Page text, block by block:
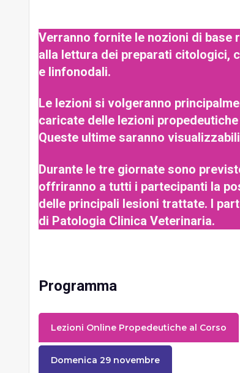
Verranno fornite le nozioni di base
alla lettura dei preparati citologici,
e linfonodali.
Le lezioni si volgeranno
caricate delle lezioni
Queste ultime saranno
Durante le tre giornate sono
offriranno a tutti i partecipanti la
delle principali lesioni trattate. I
di Patologia Clinica Veterinaria.
Programma
Lezioni Online Propedeutiche al Corso
Domenica 29 novembre